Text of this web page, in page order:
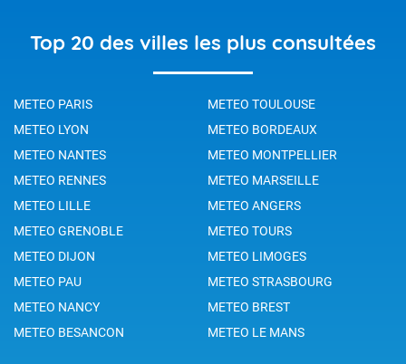
Top 20 des villes les plus consultées
METEO PARIS
METEO TOULOUSE
METEO LYON
METEO BORDEAUX
METEO NANTES
METEO MONTPELLIER
METEO RENNES
METEO MARSEILLE
METEO LILLE
METEO ANGERS
METEO GRENOBLE
METEO TOURS
METEO DIJON
METEO LIMOGES
METEO PAU
METEO STRASBOURG
METEO NANCY
METEO BREST
METEO BESANCON
METEO LE MANS